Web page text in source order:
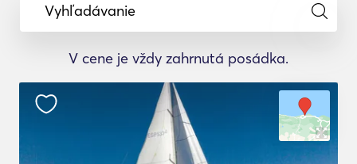
Vyhľadávanie
V cene je vždy zahrnutá posádka.